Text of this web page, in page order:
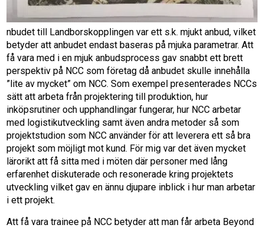
nbudet till Landborskopplingen var ett s.k. mjukt anbud, vilket
betyder att anbudet endast baseras på mjuka parametrar. Att
få vara med i en mjuk anbudsprocess gav snabbt ett brett
perspektiv på NCC som företag då anbudet skulle innehålla
”lite av mycket” om NCC. Som exempel presenterades NCCs
sätt att arbeta från projektering till produktion, hur
inköpsrutiner och upphandlingar fungerar, hur NCC arbetar
med logistikutveckling samt även andra metoder så som
projektstudion som NCC använder för att leverera ett så bra
projekt som möjligt mot kund. För mig var det även mycket
lärorikt att få sitta med i möten där personer med lång
erfarenhet diskuterade och resonerade kring projektets
utveckling vilket gav en ännu djupare inblick i hur man arbetar
i ett projekt.
Att få vara trainee på NCC betyder att man får arbeta Beyond